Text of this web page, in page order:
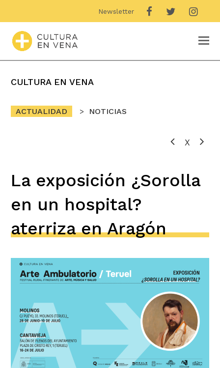
Newsletter
CULTURA EN VENA
ACTUALIDAD NOTICIAS
X
La exposición ¿Sorolla
en un hospital?
aterriza en Aragón